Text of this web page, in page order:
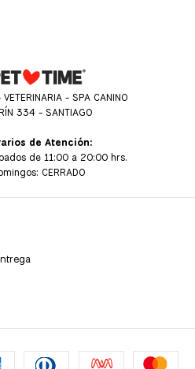
- SPA CANINO
334 - SANTIAGO
de Atención:
de 11:00 a 20:00 hrs.
CERRADO